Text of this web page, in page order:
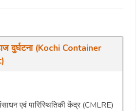
दुर्घटना (Kochi Container
एवं पारिस्थितिकी केंद्र (CMLRE)